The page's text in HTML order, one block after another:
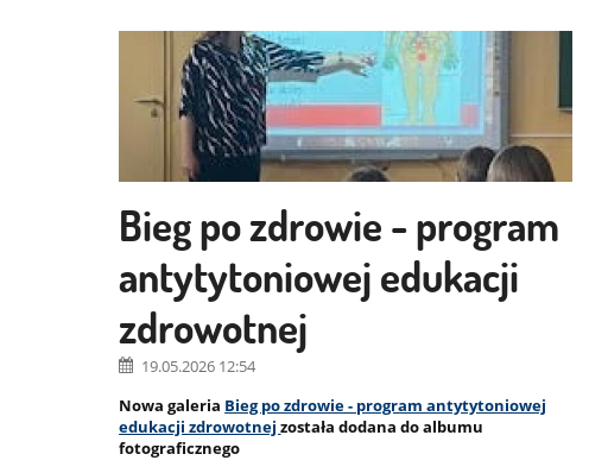
Szkoła
promująca
zdrowie
Bieg po zdrowie - program
antytytoniowej edukacji
zdrowotnej
19.05.2026 12:54
Nowa galeria Bieg po zdrowie - program antytytoniowej
edukacji zdrowotnejzostała dodana do albumu
fotograficznego